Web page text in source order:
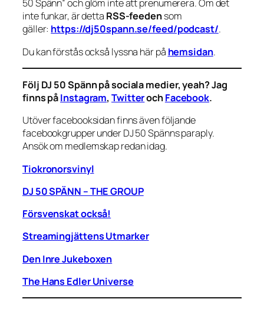
50 Spänn” och glöm inte att prenumerera. Om det
inte funkar, är detta RSS-feedensom
gäller: https://dj50spann.se/feed/podcast/.
Du kan förstås också lyssna här på hemsidan.
Följ DJ 50 Spänn på sociala medier, yeah? Jag
finns påInstagram,TwitterochFacebook.
Utöver facebooksidan finns även följande
facebookgrupper under DJ 50 Spänns paraply.
Ansök om medlemskap redan idag.
Tiokronorsvinyl
DJ 50 SPÄNN – THE GROUP
Försvenskat också!
Streamingjättens Utmarker
Den Inre Jukeboxen
The Hans Edler Universe